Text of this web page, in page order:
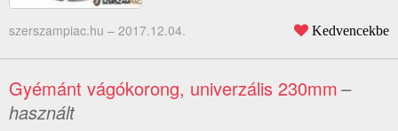
szerszampiac.hu – 2017.12.04. Kedvencekbe
Gyémánt vágókorong, univerzális 230mm–
használt